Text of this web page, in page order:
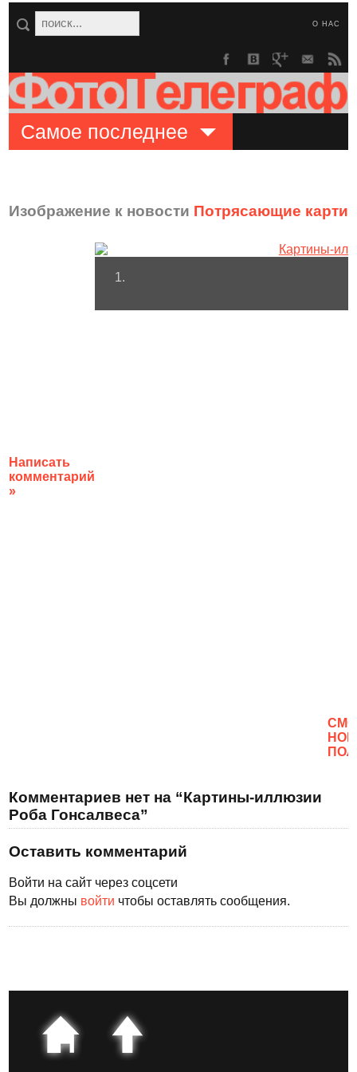
О НАС
Самое последнее
Изображение к новости Потрясающие
Написать
комментарий
»
1.
Комментариев нет на “Картины-иллюзии
Роба Гонсалвеса”
Оставить комментарий
Войти на сайт через соцсети
Вы должны войти чтобы оставлять сообщения.